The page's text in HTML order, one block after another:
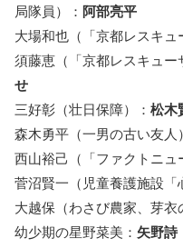
局隊員）： 阿部亮平
大場和也（「京都レスキュ
須藤恵（「京都レスキュー
せ
三好彰（壮日保障）： 松木
森木勇平（一男の古い友人
西山裕己（「ファクトニュ
菅沼賢一（児童養護施設「
大越保（わさび農家、芽衣
幼少期の星野菜美： 矢野詩